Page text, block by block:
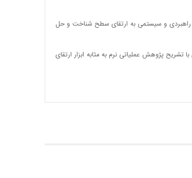
راهبردی و سیستمی به ارتقای سطح شناخت و حل
پژوهش عملیاتی نرم به مثابه ابزار ارتقای